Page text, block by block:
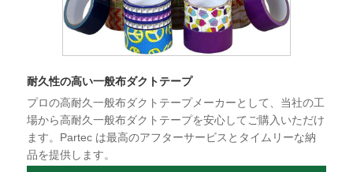
耐久性の高い一般布ダクトテープ
プロの高耐久一般布ダクトテープメーカーとして、当社の工
場から高耐久一般布ダクトテープを安心してご購入いただけ
ます。Partec は最高のアフターサービスとタイムリーな納
品を提供します。